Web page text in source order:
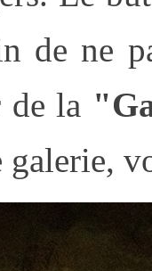
de ne
de la
galerie,